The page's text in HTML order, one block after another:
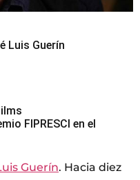
Luis Guerín
FIPRESCI en el
Guerín. Hacia diez